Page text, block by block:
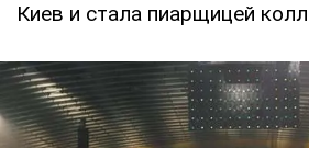
Киев и стала пиарщицей